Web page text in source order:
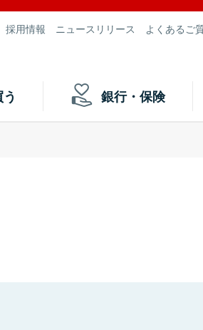
採用情報 ニュースリリース よくあるご
銀行・保険